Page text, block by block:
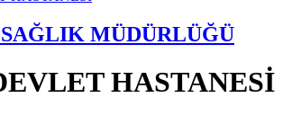
MÜDÜRLÜĞÜ
HASTANESİ